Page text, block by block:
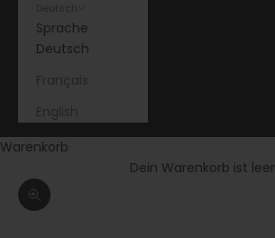
Deutsch
Sprache
Deutsch
Français
English
Warenkorb
Dein Warenkorb ist leer
Bild vergrößern